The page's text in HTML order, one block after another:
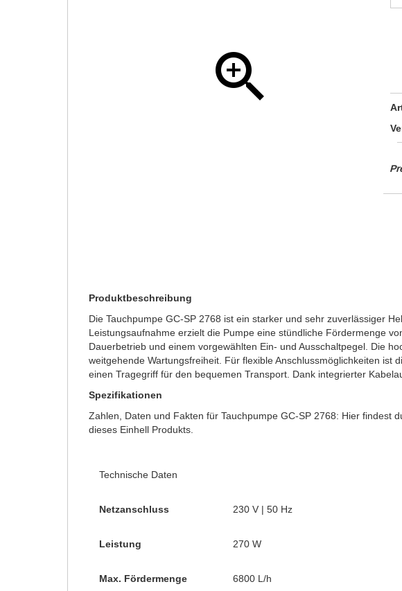
Produktbeschreibung
Die Tauchpumpe GC-SP 2768 ist ein starker und sehr zuverlässiger
Leistungsaufnahme erzielt die Pumpe eine stündliche Fördermenge
Dauerbetrieb und einem vorgewählten Ein- und Ausschaltpegel. Die
weitgehende Wartungsfreiheit. Für flexible Anschlussmöglichkeiten ist
einen Tragegriff für den bequemen Transport. Dank integrierter
Spezifikationen
Zahlen, Daten und Fakten für Tauchpumpe GC-SP 2768: Hier findest
dieses Einhell Produkts.
Technische Daten
Netzanschluss 230 V | 50 Hz
Leistung 270 W
Max. Fördermenge 6800 L/h